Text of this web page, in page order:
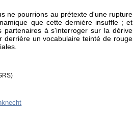
ne pourrions au prétexte d'une rupture
que cette dernière insuffle ; et
à s'interroger sur la dérive
derrière un vocabulaire teinté de rouge